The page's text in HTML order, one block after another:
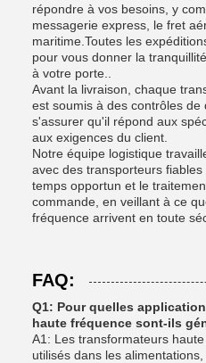
répondre à vos besoins, y
messagerie express, le fret
maritime.Toutes les
pour vous donner la
à votre porte..
Avant la livraison, chaque
est soumis à des contrôles
s'assurer qu'il répond aux
aux exigences du client.
Notre équipe logistique
avec des transporteurs
temps opportun et le
commande, en veillant à ce
fréquence arrivent en toute
FAQ:
Q1: Pour quelles
haute fréquence sont-ils
A1: Les transformateurs
utilisés dans les